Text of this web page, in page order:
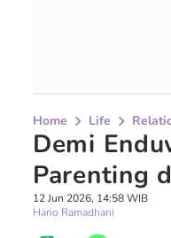
Home Life
Demi
Parenting
12 Jun 2026, 14:58 WIB
Hario Ramadhani